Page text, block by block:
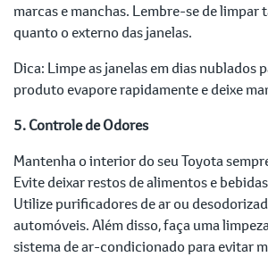
marcas e manchas. Lembre-se de
quanto o externo das janelas.
Dica: Limpe as janelas em dias nublados
produto evapore rapidamente e deixe
5. Controle de Odores
Mantenha o interior do seu Toyota
Evite deixar restos de alimentos e
Utilize purificadores de ar ou
automóveis. Além disso, faça uma
sistema de ar-condicionado para evitar